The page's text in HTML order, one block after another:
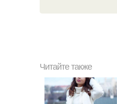
Читайте также